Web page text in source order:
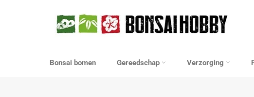
Bonsai bomen Gereedschap Verzorging